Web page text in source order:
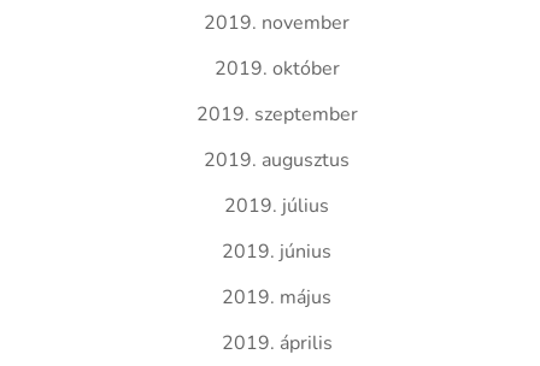
2019. november
2019. október
2019. szeptember
2019. augusztus
2019. július
2019. június
2019. május
2019. április